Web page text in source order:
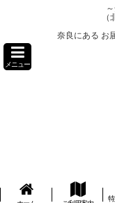
～全
（北
奈良にある
メニュー